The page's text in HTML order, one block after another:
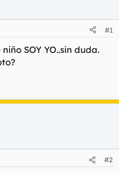
#1
SOY YO..sin duda.
#2